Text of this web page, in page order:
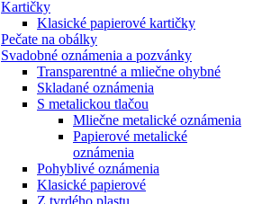
Kartičky
Klasické papierové kartičky
Pečate na obálky
Svadobné oznámenia a pozvánky
Transparentné a mliečne ohybné
Skladané oznámenia
S metalickou tlačou
Mliečne metalické oznámenia
Papierové metalické
oznámenia
Pohyblivé oznámenia
Klasické papierové
Z tvrdého plastu